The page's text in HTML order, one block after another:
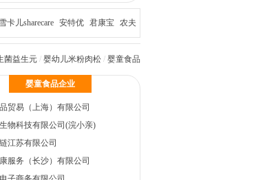
雪卡儿sharecare 安特优 君康宝 农夫
菌益生元 / 婴幼儿米粉肉松 / 婴童食品
婴童食品企业
贸易（上海）有限公司
物科技有限公司(浣小亲)
江苏有限公司
服务（长沙）有限公司